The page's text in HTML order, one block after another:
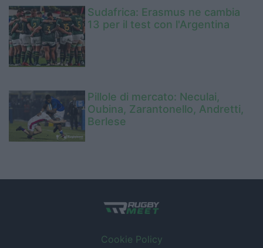
Sudafrica: Erasmus ne cambia
13 per il test con l'Argentina
Pillole di mercato: Neculai,
Oubina, Zarantonello, Andretti,
Berlese
Cookie Policy